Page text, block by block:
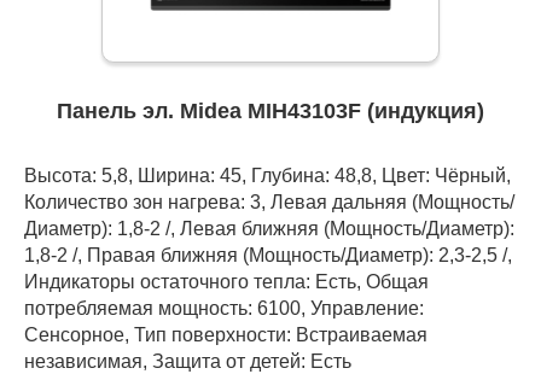
Панель эл. Midea MIH43103F (индукция)
Высота: 5,8, Ширина: 45, Глубина: 48,8, Цвет: Чёрный,
Количество зон нагрева: 3, Левая дальняя (Мощность/
Диаметр): 1,8-2 /, Левая ближняя (Мощность/Диаметр):
1,8-2 /, Правая ближняя (Мощность/Диаметр): 2,3-2,5 /,
Индикаторы остаточного тепла: Есть, Общая
потребляемая мощность: 6100, Управление:
Сенсорное, Тип поверхности: Встраиваемая
независимая, Защита от детей: Есть